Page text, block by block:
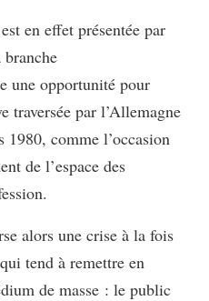
en effet présentée par
une opportunité pour
traversée par l’Allemagne
1980, comme l’occasion
de l’espace des
alors une crise à la fois
tend à remettre en
de masse : le public